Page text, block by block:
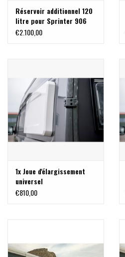
Réservoir additionnel 120
litre pour Sprinter 906
version tole avec roue de
€2.100,00
1x Joue d'élargissement
universel
€810,00